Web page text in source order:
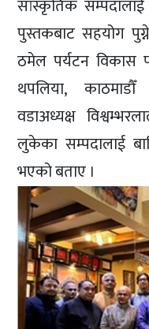
सांस्कृतिक सम्पदालाई
पुस्तकबाट सहयोग
ठमेल पर्यटन विकास
थपलिया,
वडाअध्यक्ष
लुकेका सम्पदालाई
भएको बताए ।